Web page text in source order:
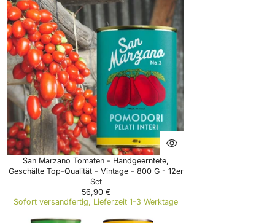
L
R
P
R
I
C
E
2
8
,
9
5
€
San Marzano Tomaten - Handgeerntete,
Geschälte Top-Qualität - Vintage - 800 G - 12er
Set
R
E
G
56,90 €
Sofort versandfertig, Lieferzeit 1-3 Werktage